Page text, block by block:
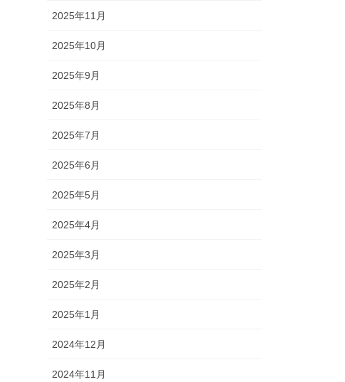
2025年11月
2025年10月
2025年9月
2025年8月
2025年7月
2025年6月
2025年5月
2025年4月
2025年3月
2025年2月
2025年1月
2024年12月
2024年11月